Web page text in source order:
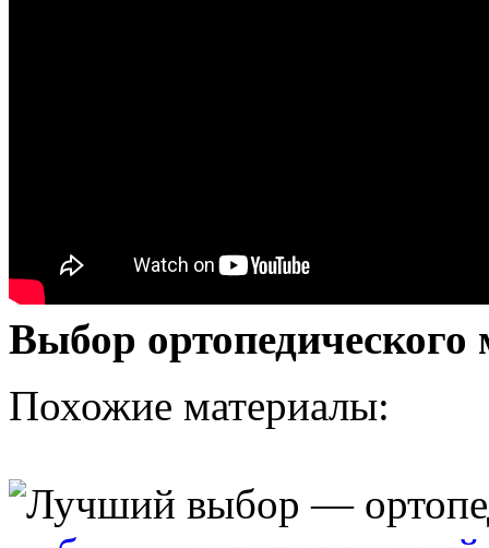
Выбор ортопедического
Похожие материалы: